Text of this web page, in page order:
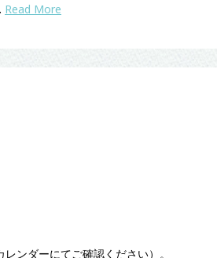
Read More
ンダーにてご確認ください）。